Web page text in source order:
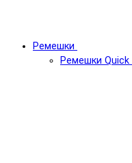
Ремешки
Ремешки Quick